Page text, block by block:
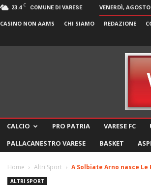
23.4 C COMUNE DI VARESE VENERDÌ,
CASINO NON AAMS CHI SIAMO REDAZIONE
CALCIO PRO PATRIA VARESE FC
PALLACANESTRO VARESE
BASKET
Home Altri Sport A Solbiate Arno nasce
ALTRI SPORT